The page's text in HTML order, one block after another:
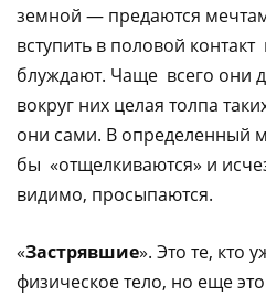
земной — предаются
вступить в половой
блуждают. Чаще всего они
вокруг них целая толпа
они сами. В определенный
бы «отщелкиваются» и
видимо, просыпаются.
«Застрявшие». Это те, кто
физическое тело, но еще